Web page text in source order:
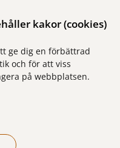
kakor (cookies)
ge dig en förbättrad
och för att viss
på webbplatsen.
läns sjukvårdsområde, SLSO.